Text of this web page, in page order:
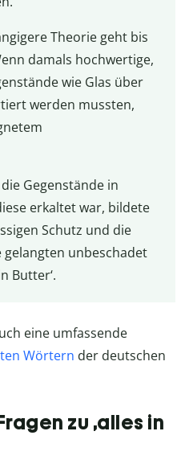
Theorie geht bis
damals hochwertige,
wie Glas über
werden mussten,
Gegenstände in
erkaltet war, bildete
Schutz und die
unbeschadet
Butter‘.
eine umfassende
Wörtern der deutschen
zu ‚alles in